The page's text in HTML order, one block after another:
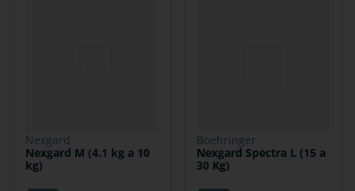
nexgard
Nexgard M (4.1 kg a 10
kg)
boehringer
Nexgard Spectra L (15 a
30 Kg)